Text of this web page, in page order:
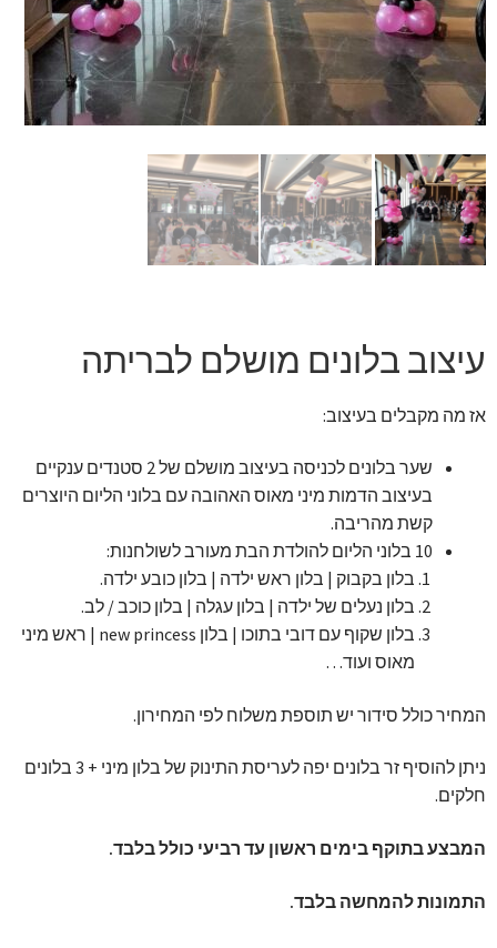
זר מתוק
בלונים בראשון לציון
תשלום
מחירון משלוחי בלונים
בלוג
עיצוב בלונים מושלם לבריתה
אז מה מקבלים בעיצוב:
שער בלונים לכניסה בעיצוב מושלם של 2 סטנדים ענקיים
בעיצוב הדמות מיני מאוס האהובה עם בלוני הליום היוצרים
קשת מהריבה.
10 בלוני הליום להולדת הבת מעורב לשולחנות:
בלון בקבוק | בלון ראש ילדה | בלון כובע ילדה.
בלון נעלים של ילדה | בלון עגלה | בלון כוכב / לב.
בלון שקוף עם דובי בתוכו | בלון new princess | ראש מיני
מאוס ועוד…
המחיר כולל סידור יש תוספת משלוח לפי המחירון.
ניתן להוסיף זר בלונים יפה לעריסת התינוק של בלון מיני + 3 בלונים
חלקים.
המבצע בתוקף בימים ראשון עד רביעי כולל בלבד.
התמונות להמחשה בלבד.